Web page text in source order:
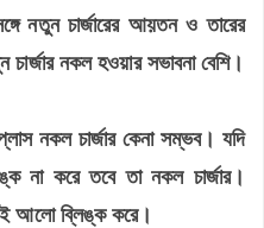
নতুন চার্জারের আয়তন ও তারের
নকল হওয়ার সভাবনা বেশি।
নকল চার্জার কেনা সম্ভব। যদি
না করে তবে তা নকল চার্জার।
আলো ব্লিঙ্ক করে।